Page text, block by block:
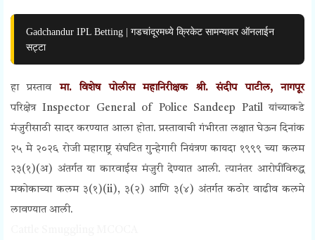
Gadchandur IPL Betting | गडचांदूरमध्ये क्रिकेट सामन्यावर ऑनलाईन
सट्टा
हा प्रस्तावमा. विशेष पोलीस महानिरीक्षक श्री. संदीप पाटील, नागपूर
परिक्षेत्रInspector General of Police Sandeep Patilयांच्याकडे
मंजुरीसाठी सादर करण्यात आला होता. प्रस्तावाची गंभीरता लक्षात घेऊन दिनांक
२५ मे २०२६ रोजी महाराष्ट्र संघटित गुन्हेगारी नियंत्रण कायदा १९९९ च्या कलम
२३(१)(अ) अंतर्गत या कारवाईस मंजुरी देण्यात आली. त्यानंतर आरोपींविरुद्ध
मकोकाच्या कलम ३(१)(ii), ३(२) आणि ३(४) अंतर्गत कठोर वाढीव कलमे
लावण्यात आली.